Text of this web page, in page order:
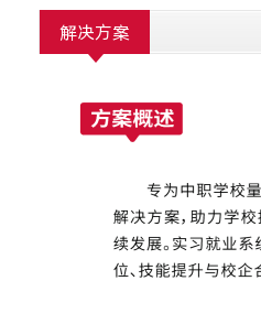
解决方案